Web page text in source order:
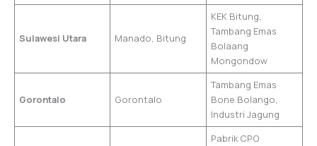
Sulawesi Utara Manado, Bitung
KEK Bitung,
Tambang Emas
Bolaang
Mongondow
Gorontalo Gorontalo
Tambang Emas
Bone Bolango,
Industri Jagung
Pabrik CPO